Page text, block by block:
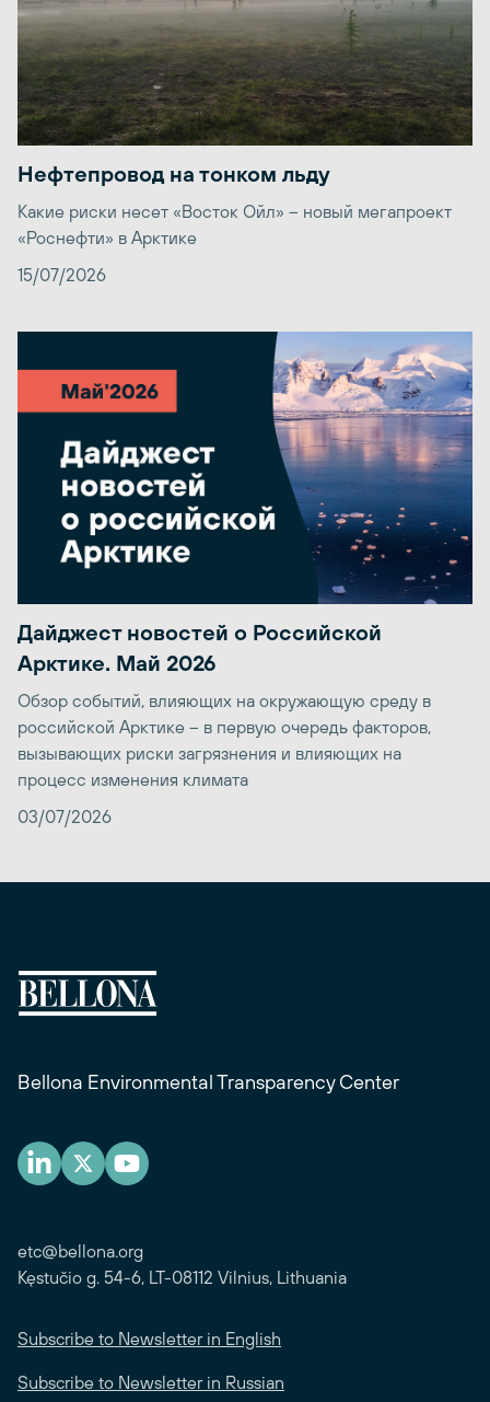
Нефтепровод на тонком льду
Какие риски несет «Восток Ойл» – новый мегапроект
«Роснефти» в Арктике
15/07/2026
Дайджест новостей о Российской
Арктике. Май 2026
Обзор событий, влияющих на окружающую среду в
российской Арктике – в первую очередь факторов,
вызывающих риски загрязнения и влияющих на
процесс изменения климата
03/07/2026
Bellona Environmental Transparency Center
etc@bellona.org
Kęstučio g. 54-6, LT-08112 Vilnius, Lithuania
Subscribe to Newsletter in English
Subscribe to Newsletter in Russian